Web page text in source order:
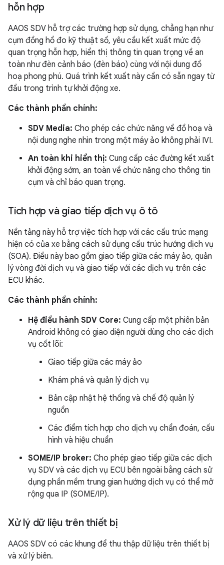
hỗn hợp
AAOS SDV hỗ trợ các trường hợp sử dụng, chẳng hạn như
cụm đồng hồ đo kỹ thuật số, yêu cầu kết xuất mức độ
quan trọng hỗn hợp, hiển thị thông tin quan trọng về an
toàn như đèn cảnh báo (đèn báo) cùng với nội dung đồ
hoạ phong phú. Quá trình kết xuất này cần có sẵn ngay từ
đầu trong trình tự khởi động xe.
Các thành phần chính:
SDV Media: Cho phép các chức năng về đồ hoạ và
nội dung nghe nhìn trong một máy ảo không phải IVI.
An toàn khi hiển thị: Cung cấp các đường kết xuất
khởi động sớm, an toàn về chức năng cho thông tin
cụm và chỉ báo quan trọng.
Tích hợp và giao tiếp dịch vụ ô tô
Nền tảng này hỗ trợ việc tích hợp với các cấu trúc mạng
hiện có của xe bằng cách sử dụng cấu trúc hướng dịch vụ
(SOA). Điều này bao gồm giao tiếp giữa các máy ảo, quản
lý vòng đời dịch vụ và giao tiếp với các dịch vụ trên các
ECU khác.
Các thành phần chính:
Hệ điều hành SDV Core: Cung cấp một phiên bản
Android không có giao diện người dùng cho các dịch
vụ cốt lõi:
Giao tiếp giữa các máy ảo
Khám phá và quản lý dịch vụ
Bản cập nhật hệ thống và chế độ quản lý
nguồn
Các điểm tích hợp cho dịch vụ chẩn đoán, cấu
hình và hiệu chuẩn
SOME/IP broker: Cho phép giao tiếp giữa các dịch
vụ SDV và các dịch vụ ECU bên ngoài bằng cách sử
dụng phần mềm trung gian hướng dịch vụ có thể mở
rộng qua IP (SOME/IP).
Xử lý dữ liệu trên thiết bị
AAOS SDV có các khung để thu thập dữ liệu trên thiết bị
và xử lý biên.